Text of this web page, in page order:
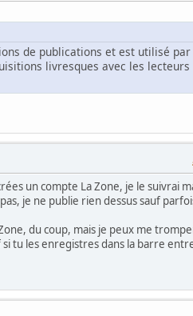
de publications et est utilisé par
livresques avec les lecteurs
un compte La Zone, je le suivrai
je ne publie rien dessus sauf
du coup, mais je peux me
tu les enregistres dans la barre